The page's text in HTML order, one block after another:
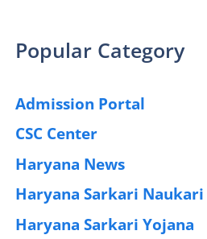
Popular Category
Admission Portal
CSC Center
Haryana News
Haryana Sarkari Naukari
Haryana Sarkari Yojana